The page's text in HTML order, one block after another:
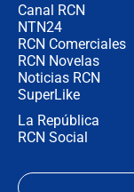
Canal RCN
NTN24
RCN Comerciales
RCN Novelas
Noticias RCN
SuperLike
La República
RCN Social